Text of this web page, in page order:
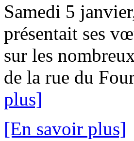
Samedi 5
présentait ses
sur les
de la rue du
plus]
[En savoir plus]